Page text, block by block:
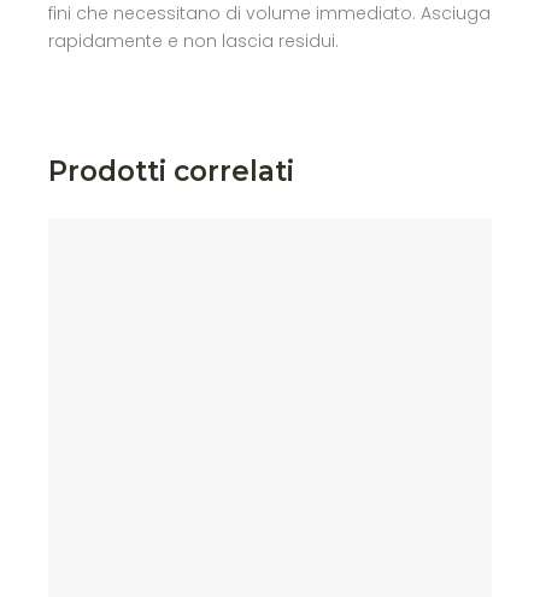
fini che necessitano di volume immediato. Asciuga
rapidamente e non lascia residui.
Prodotti correlati